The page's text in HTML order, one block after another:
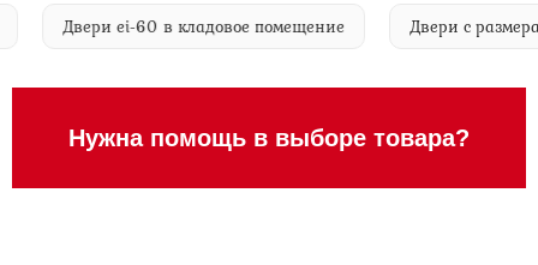
Двери ei-60 в кладовое помещение Двери с
Нужна помощь в выборе товара?